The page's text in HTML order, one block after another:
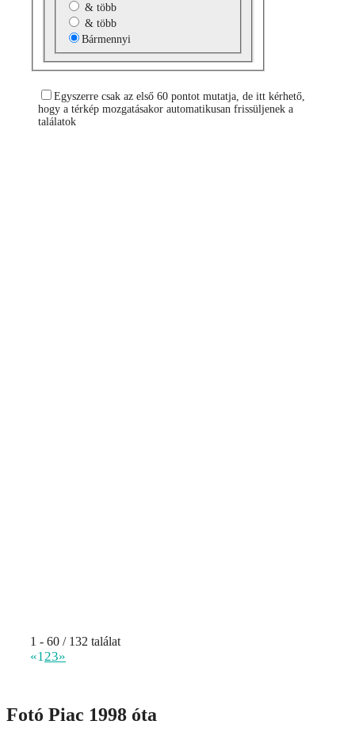
& több
& több
Bármennyi
Egyszerre csak az első 60 pontot mutatja, de itt kérhető,
hogy a térkép mozgatásakor automatikusan frissüljenek a
találatok
1 - 60 / 132 találat
«123»
Fotó Piac 1998 óta